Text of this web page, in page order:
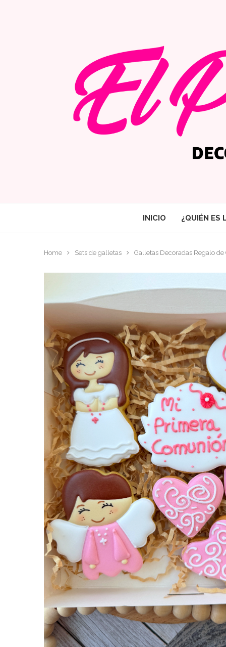
INICIO ¿QUIÉN ES
Home Sets de galletas Galletas Decoradas Regalo